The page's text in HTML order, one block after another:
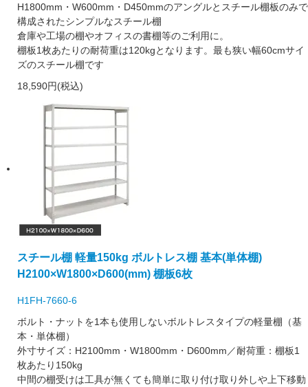
H1800mm・W600mm・D450mmのアングルとスチール棚板のみで
構成されたシンプルなスチール棚
倉庫や工場の棚やオフィスの書棚等のご利用に。
棚板1枚あたりの耐荷重は120kgとなります。最も狭い幅60cmサイ
ズのスチール棚です
18,590円(税込)
スチール棚 軽量150kg ボルトレス棚 基本(単体棚)
H2100×W1800×D600(mm) 棚板6枚
H1FH-7660-6
ボルト・ナットを1本も使用しないボルトレスタイプの軽量棚（基
本・単体棚）
外寸サイズ：H2100mm・W1800mm・D600mm／耐荷重：棚板1
枚あたり150kg
中間の棚受けは工具が無くても簡単に取り付け取り外しや上下移動